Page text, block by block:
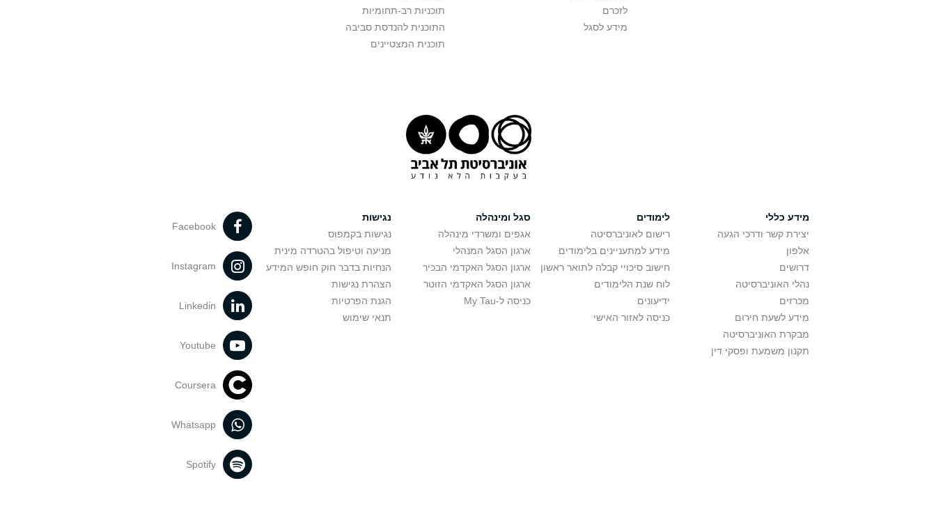
לזכרם
מידע לסגל
תוכניות רב-תחומיות
התוכנית להנדסת סביבה
תוכנית המצטיינים
מידע כללי
יצירת קשר ודרכי הגעה
אלפון
דרושים
נהלי האוניברסיטה
מכרזים
מידע לשעת חירום
מבקרת האוניברסיטה
תקנון משמעת ופסקי דין
לימודים
רישום לאוניברסיטה
מידע למתעניינים בלימודים
חישוב סיכויי קבלה לתואר ראשון
לוח שנת הלימודים
ידיעונים
כניסה לאזור האישי
סגל ומינהלה
אגפים ומשרדי מינהלה
ארגון הסגל המנהלי
ארגון הסגל האקדמי הבכיר
ארגון הסגל האקדמי הזוטר
כניסה ל-My Tau
נגישות
נגישות בקמפוס
מניעה וטיפול בהטרדה מינית
הנחיות בדבר חוק חופש המידע
הצהרת נגישות
הגנת הפרטיות
תנאי שימוש
Facebook
Instagram
Linkedin
Youtube
Coursera
Whatsapp
Spotify